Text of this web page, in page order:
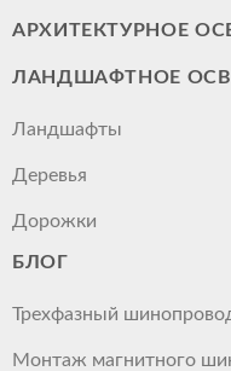
АРХИТЕКТУРНОЕ
ЛАНДШАФТНОЕ
Ландшафты
Деревья
Дорожки
БЛОГ
Трехфазный
Монтаж магнитного